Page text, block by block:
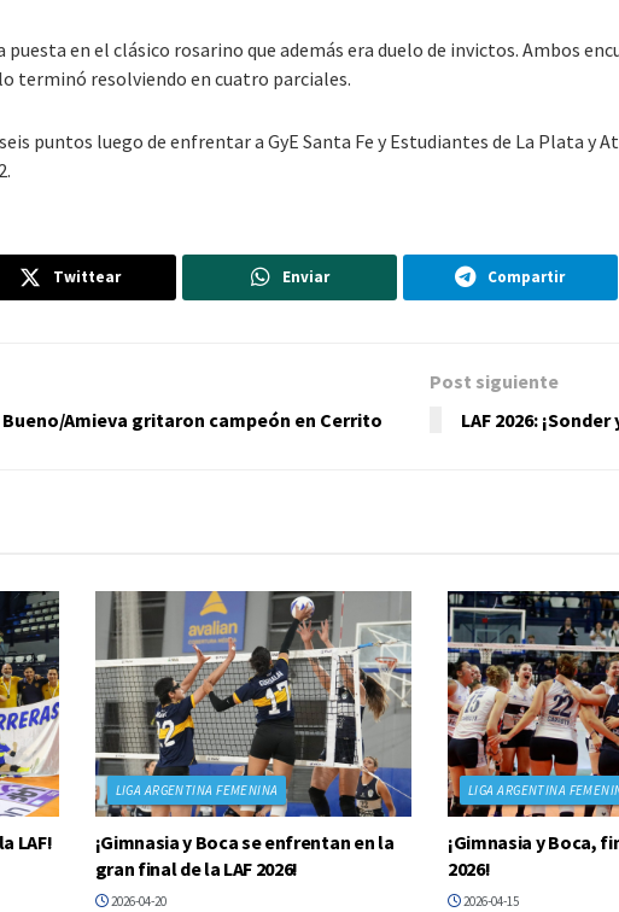
en el clásico rosarino que además era duelo de invictos. Ambos
terminó resolviendo en cuatro parciales.
puntos luego de enfrentar a GyE Santa Fe y Estudiantes de La Plata y
Twittear Enviar Compartir
Bueno/Amieva gritaron campeón en Cerrito
Post siguiente
LAF 2026:
LAF!
LIGA ARGENTINA FEMENINA
¡Gimnasia y Boca se enfrentan en la
gran final de la LAF 2026!
2026-04-20
LIGA ARGENTINA
¡Gimnasia y Boca,
2026!
2026-04-15